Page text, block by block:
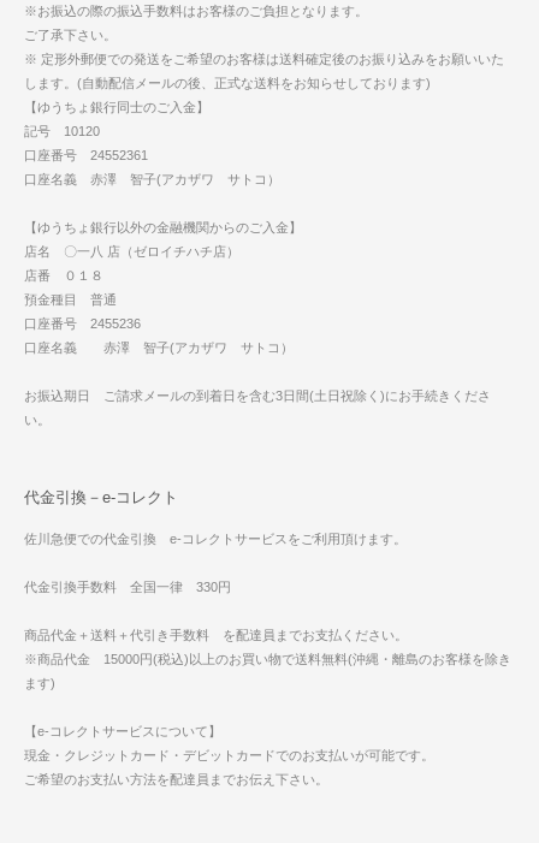
※お振込の際の振込手数料はお客様のご負担となります。
ご了承下さい。
※ 定形外郵便での発送をご希望のお客様は送料確定後のお振り込みをお願いいた
します。(自動配信メールの後、正式な送料をお知らせしております)
【ゆうちょ銀行同士のご入金】
記号 10120
口座番号 24552361
口座名義 赤澤 智子(アカザワ サトコ）
【ゆうちょ銀行以外の金融機関からのご入金】
店名 〇一八 店（ゼロイチハチ店）
店番 ０１８
預金種目 普通
口座番号 2455236
口座名義 赤澤 智子(アカザワ サトコ）
お振込期日 ご請求メールの到着日を含む3日間(土日祝除く)にお手続きくださ
い。
代金引換－e-コレクト
佐川急便での代金引換 e-コレクトサービスをご利用頂けます。
代金引換手数料 全国一律 330円
商品代金＋送料＋代引き手数料 を配達員までお支払ください。
※商品代金 15000円(税込)以上のお買い物で送料無料(沖縄・離島のお客様を除き
ます)
【e-コレクトサービスについて】
現金・クレジットカード・デビットカードでのお支払いが可能です。
ご希望のお支払い方法を配達員までお伝え下さい。